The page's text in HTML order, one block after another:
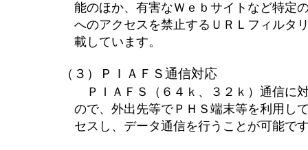
能のほか、有害なＷｅｂサイトなど特定
へのアクセスを禁止するＵＲＬフィルタ
載しています。
（３）ＰＩＡＦＳ通信対応
ＰＩＡＦＳ（６４ｋ、３２ｋ）通信に
ので、外出先等でＰＨＳ端末等を利用し
セスし、データ通信を行うことが可能で